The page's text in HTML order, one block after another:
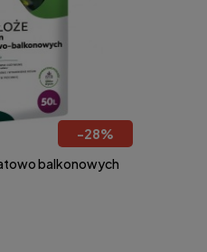
-28%
balkonowych